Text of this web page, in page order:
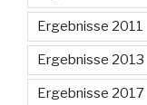
Ergebnisse 2011
Ergebnisse 2013
Ergebnisse 2017